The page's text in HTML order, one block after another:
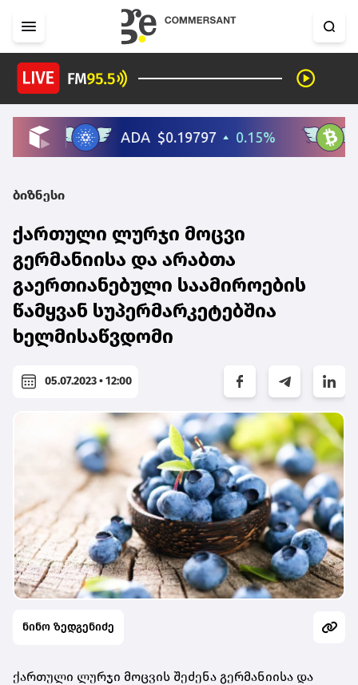
ბიზნესი
ქართული ლურჯი მოცვი
გერმანიისა და არაბთა
გაერთიანებული საამიროების
წამყვან სუპერმარკეტებშია
ხელმისაწვდომი
05.07.2023 • 12:00
ნინო ზედგენიძე
ქართული ლურჯი მოცვის შეძენა გერმანიისა და